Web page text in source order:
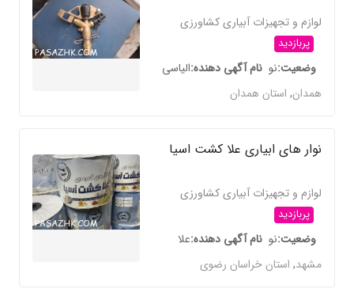
لوازم و تجهیزات آبیاری کشاورزی
پربازدید
وضعیتنو نام آگهی دهندهالیاسی
همدان,استان همدان
نوار های ابیاری علا کشت اسیا
لوازم و تجهیزات آبیاری کشاورزی
پربازدید
وضعیتنو نام آگهی دهندهعلا
مشهد,استان خراسان رضوی